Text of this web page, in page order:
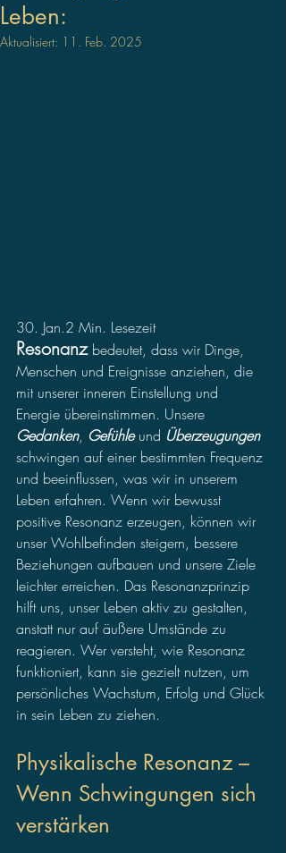
Leben:
Aktualisiert: 11. Feb. 2025
30. Jan.2 Min. Lesezeit
Resonanz bedeutet, dass wir Dinge,
Menschen und Ereignisse anziehen, die
mit unserer inneren Einstellung und
Energie übereinstimmen. Unsere
Gedanken, Gefühle und Überzeugungen
schwingen auf einer bestimmten Frequenz
und beeinflussen, was wir in unserem
Leben erfahren. Wenn wir bewusst
positive Resonanz erzeugen, können wir
unser Wohlbefinden steigern, bessere
Beziehungen aufbauen und unsere Ziele
leichter erreichen. Das Resonanzprinzip
hilft uns, unser Leben aktiv zu gestalten,
anstatt nur auf äußere Umstände zu
reagieren. Wer versteht, wie Resonanz
funktioniert, kann sie gezielt nutzen, um
persönliches Wachstum, Erfolg und Glück
in sein Leben zu ziehen.
Physikalische Resonanz –
Wenn Schwingungen sich
verstärken